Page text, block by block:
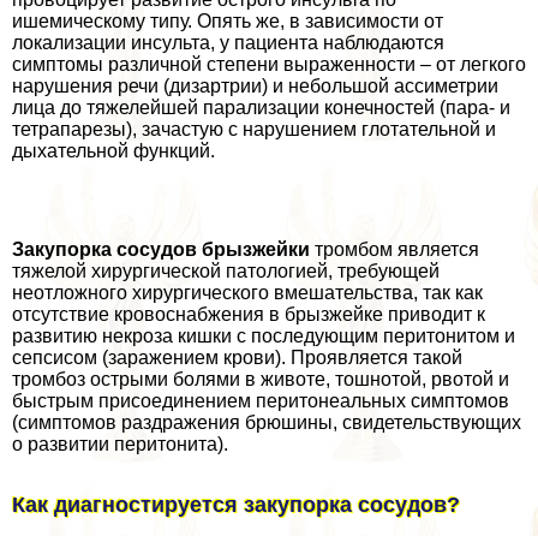
ишемическому типу. Опять же, в зависимости от
локализации инсульта, у пациента наблюдаются
симптомы различной степени выраженности – от легкого
нарушения речи (дизартрии) и небольшой ассиметрии
лица до тяжелейшей парализации конечностей (пара- и
тетрапарезы), зачастую с нарушением глотательной и
дыхательной функций.
Закупорка сосудов брызжейки тромбом является
тяжелой хирургической патологией, требующей
неотложного хирургического вмешательства, так как
отсутствие кровоснабжения в брызжейке приводит к
развитию некроза кишки с последующим перитонитом и
сепсисом (заражением крови). Проявляется такой
тромбоз острыми болями в животе, тошнотой, рвотой и
быстрым присоединением перитонеальных симптомов
(симптомов раздражения брюшины, свидетельствующих
о развитии перитонита).
Как диагностируется закупорка сосудов?